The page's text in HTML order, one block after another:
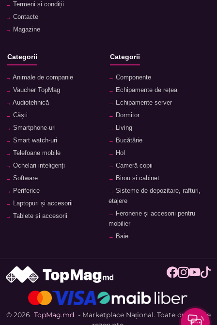
Termeni și condiții
Contacte
Magazine
Categorii
Animale de companie
Vaucher TopMag
Audiotehnică
Căști
Smartphone-uri
Smart watch-uri
Telefoane mobile
Ochelari inteligenți
Software
Periferice
Laptopuri și accesorii
Tablete și accesorii
Categorii
Componente
Echipamente de rețea
Echipamente server
Dormitor
Living
Bucătărie
Hol
Cameră copii
Birou și cabinet
Sisteme de depozitare, rafturi,
etajere
Feronerie și accesorii pentru
mobilier
Baie
© 2026 TopMag.md - Marketplace Național. Toate drepturile